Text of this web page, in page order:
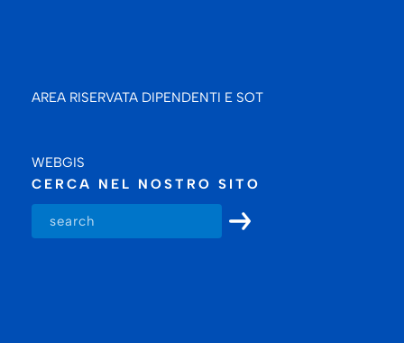
AREA RISERVATA DIPENDENTI E SOT
WEBGIS
CERCA NEL NOSTRO SITO